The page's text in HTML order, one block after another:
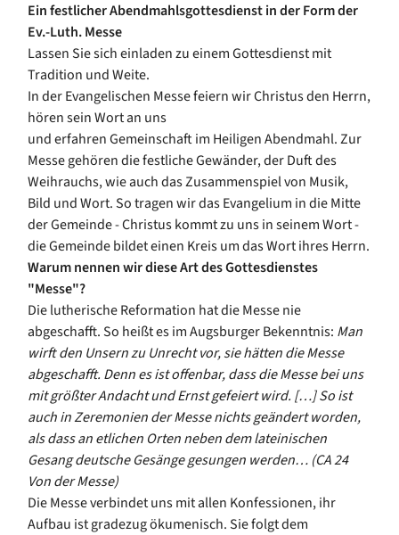
Ein festlicher Abendmahlsgottesdienst in der Form der
Ev.-Luth. Messe
Lassen Sie sich einladen zu einem Gottesdienst mit
Tradition und Weite.
In der Evangelischen Messe feiern wir Christus den Herrn,
hören sein Wort an uns
und erfahren Gemeinschaft im Heiligen Abendmahl. Zur
Messe gehören die festliche Gewänder, der Duft des
Weihrauchs, wie auch das Zusammenspiel von Musik,
Bild und Wort. So tragen wir das Evangelium in die Mitte
der Gemeinde - Christus kommt zu uns in seinem Wort -
die Gemeinde bildet einen Kreis um das Wort ihres Herrn.
Warum nennen wir diese Art des Gottesdienstes
"Messe"?
Die lutherische Reformation hat die Messe nie
abgeschafft. So heißt es im Augsburger Bekenntnis: Man
wirft den Unsern zu Unrecht vor, sie hätten die Messe
abgeschafft. Denn es ist offenbar, dass die Messe bei uns
mit größter Andacht und Ernst gefeiert wird. […] So ist
auch in Zeremonien der Messe nichts geändert worden,
als dass an etlichen Orten neben dem lateinischen
Gesang deutsche Gesänge gesungen werden… (CA 24
Von der Messe)
Die Messe verbindet uns mit allen Konfessionen, ihr
Aufbau ist gradezug ökumenisch. Sie folgt dem